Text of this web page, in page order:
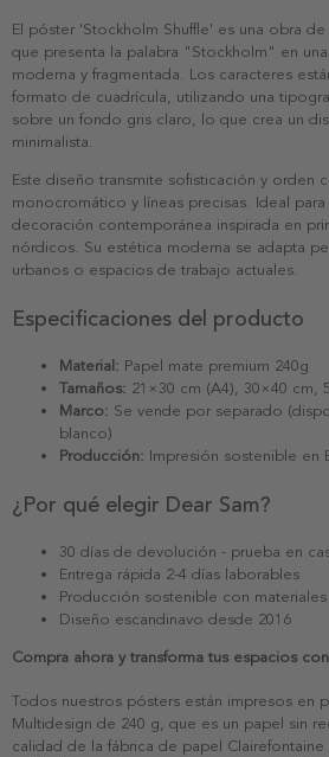
El póster 'Stockholm Shuffle' es una obra
que presenta la palabra "Stockholm" en
moderna y fragmentada. Los caracteres
formato de cuadrícula, utilizando una
sobre un fondo gris claro, lo que crea un
minimalista.
Este diseño transmite sofisticación y orden
monocromático y líneas precisas. Ideal para
decoración contemporánea inspirada en
nórdicos. Su estética moderna se adapta
urbanos o espacios de trabajo actuales.
Especificaciones del producto
Material: Papel mate premium 240g
Tamaños: 21×30 cm (A4), 30×40 cm,
Marco: Se vende por separado
blanco)
Producción: Impresión sostenible en
¿Por qué elegir Dear Sam?
30 días de devolución - prueba en
Entrega rápida 2-4 días laborables
Producción sostenible con
Diseño escandinavo desde 2016
Compra ahora y transforma tus espacios
Todos nuestros pósters están impresos en
Multidesign de 240 g, que es un papel sin
calidad de la fábrica de papel